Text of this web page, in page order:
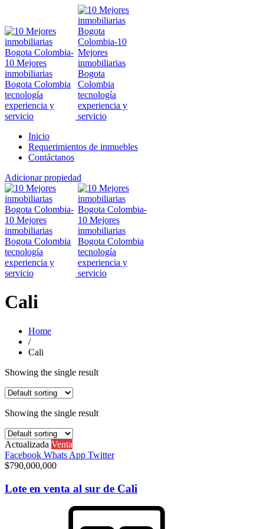
Inicio
Requerimientos de inmuebles
Contáctanos
Adicionar propiedad
Cali
Home
/
Cali
Showing the single result
Showing the single result
Actualizada Venta
Facebook Whats App Twitter
$790,000,000
Lote en venta al sur de Cali